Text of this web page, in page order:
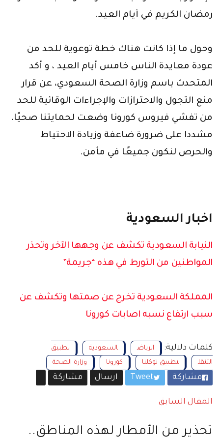
رمضان الكريم في أيام العيد.
وحول ما إذا كانت هناك خطة توعوية للحد من
عودة معايدة الناس خامس أيام العيد ، و أكد
المتحدث باسم وزارة الصحة السعودي، عن قرار
منع التجول والاحترازات والإجراءات الوقائية للحد
من تفشي فيروس كورونا وضعت لحمايتنا صحيًا،
مشددا على ضرورة ضاعفة وزيادة الاحتياط
والحرص لنكون جميعًا في مأمن.
اخبار السعودية
النيابة السعودية تكشف عن وجهها الآخر وتحذر
المواطنين من التورط في هذه “جريمة”
المملكة السعودية تخرج عن صمتها وتكشف عن
سبب ارتفاع نسبه اصابات كورونا
كلمات دلالية: الرياض السعودية
تطبيق
التنقل
تطبيق توكلنا كورونا وزارة الصحة
مشاركة Tweet ارسال مشاركة
المقال السابق
تحذير من الأمطار لهذه المناطق..